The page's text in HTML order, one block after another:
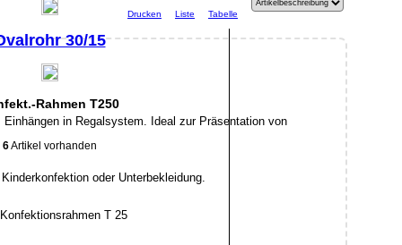
30/15
Rahmen T250
6Artikel vorhanden
Drucken Liste Tabelle
in Regalsystem. Ideal zur Präsentation von
oder Unterbekleidung.